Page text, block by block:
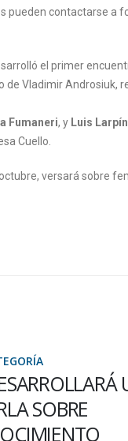
pueden contactarse a
el primer
Vladimir Androsiuk,
Fumaneri, y Luis Larpín
Cuello.
versará sobre
DE
DE